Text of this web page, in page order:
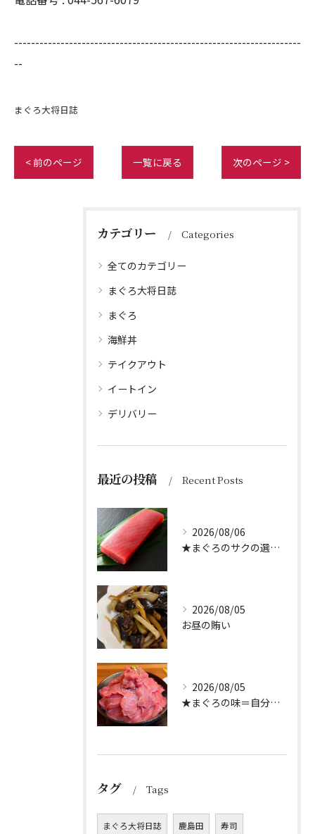
--------------------------------------------------------------------
--
まぐろ大将日誌
< 前のページ 一覧に戻る 次のページ >
カテゴリー Categories
全てのカテゴリー
まぐろ大将日誌
まぐろ
海鮮丼
テイクアウト
イートイン
デリバリー
最近の投稿 Recent Posts
2026/08/06
★まぐろのサクの選び方★（どんぶり屋まぐろ大将）
2026/08/05
お昼の賄い
2026/08/05
★まぐろの味＝自分好み？★
タグ Tags
まぐろ大将日誌 鹿島田 寿司